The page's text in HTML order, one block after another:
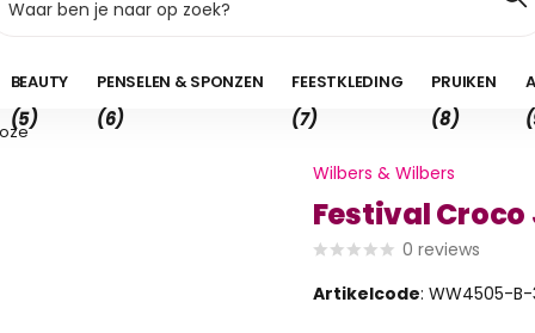
0,00
BEAUTY
(5)
PENSELEN & SPONZEN
(6)
FEESTKLEDING
(7)
PRUIKEN
(8)
Wilbers & Wilbers
Festival Croco
0 reviews
Artikelcode: WW4505-